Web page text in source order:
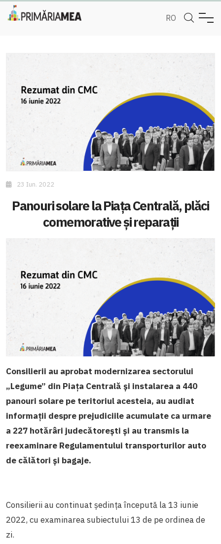
RO
23 Iun. 2022
Panouri solare la Piața Centrală, plăci
comemorative și reparații
Consilierii au aprobat modernizarea sectorului
„Legume” din Piața Centrală și instalarea a 440
panouri solare pe teritoriul acesteia, au audiat
informații despre prejudiciile acumulate ca urmare
a 227 hotărâri judecătorești și au transmis la
reexaminare Regulamentului transporturilor auto
de călători și bagaje.
Consilierii au continuat ședința începută la 13 iunie
2022, cu examinarea subiectului 13 de pe ordinea de
zi.